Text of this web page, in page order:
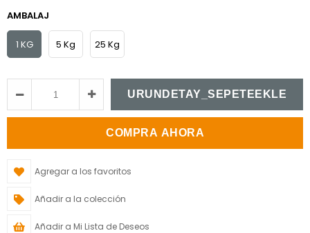
AMBALAJ
1 KG 5 Kg 25 Kg
Agregar a los favoritos
Añadir a la colección
Añadir a Mi Lista de Deseos